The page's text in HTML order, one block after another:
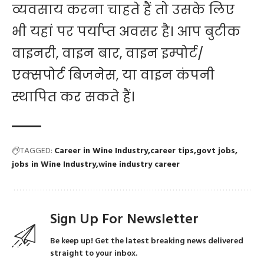
व्यवसाय करना चाहते हैं तो उसके लिए
भी यहां पर पर्याप्त अवसर है। आप बुटीक
वाइनरी, वाइन बार, वाइन इम्पोर्ट/
एक्सपोर्ट बिजनेस, या वाइन कंपनी
स्थापित कर सकते हैं।
TAGGED: Career in Wine Industry career tips govt jobs
jobs in Wine Industrywine industry career
Sign Up For Newsletter
Be keep up! Get the latest breaking news delivered
straight to your inbox.